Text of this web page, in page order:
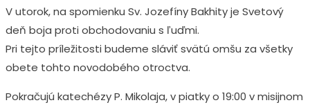
V utorok, na spomienku Sv. Jozefíny Bakhity je Svetový
deň boja proti obchodovaniu s ľuďmi.
Pri tejto príležitosti budeme sláviť svätú omšu za všetky
obete tohto novodobého otroctva.
Pokračujú katechézy P. Mikolaja, v piatky o 19:00 v misijnom